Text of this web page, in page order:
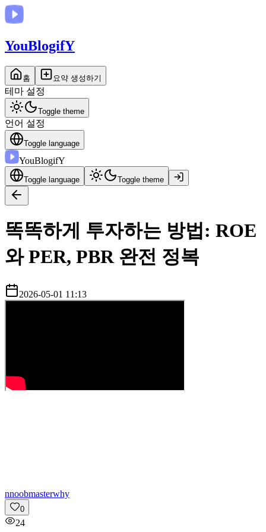
YouBlogifY
홈 요약 생성하기
테마 설정
Toggle theme
언어 설정
Toggle language
YouBlogifY
Toggle language Toggle theme
똑똑하게 투자하는 방법: ROE
와 PER, PBR 완전 정복
2026-05-01 11:13
nnoobmasterwhy
0
24